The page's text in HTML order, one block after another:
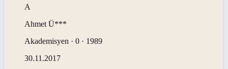
A
Ahmet Ü***
Akademisyen · 0 · 1989
30.11.2017